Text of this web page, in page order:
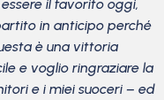
il favorito oggi,
in anticipo perché
è una vittoria
e voglio ringraziare la
e i miei suoceri – ed